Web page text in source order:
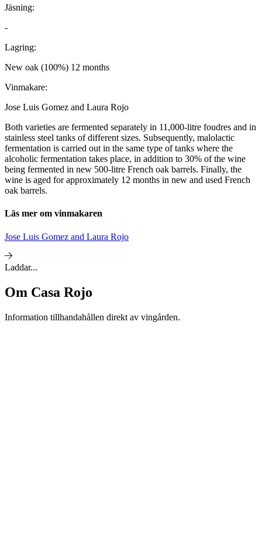
Jäsning:
-
Lagring:
New oak (100%) 12 months
Vinmakare:
Jose Luis Gomez and Laura Rojo
Both varieties are fermented separately in 11,000-litre foudres and in
stainless steel tanks of different sizes. Subsequently, malolactic
fermentation is carried out in the same type of tanks where the
alcoholic fermentation takes place, in addition to 30% of the wine
being fermented in new 500-litre French oak barrels. Finally, the
wine is aged for approximately 12 months in new and used French
oak barrels.
Läs mer om vinmakaren
Jose Luis Gomez and Laura Rojo
Laddar...
Om Casa Rojo
Information tillhandahållen direkt av vingården.